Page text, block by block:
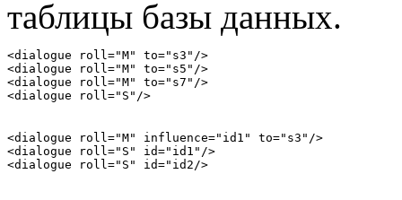
таблицы базы данных.
<dialogue roll="M" to="s3"/>
<dialogue roll="M" to="s5"/>
<dialogue roll="M" to="s7"/>
<dialogue roll="M" influence="id1" to="s3"/>
<dialogue roll="S" id="id1"/>